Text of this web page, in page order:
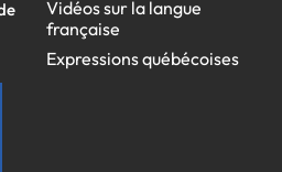
Vidéos sur la langue
française
Expressions québécoises